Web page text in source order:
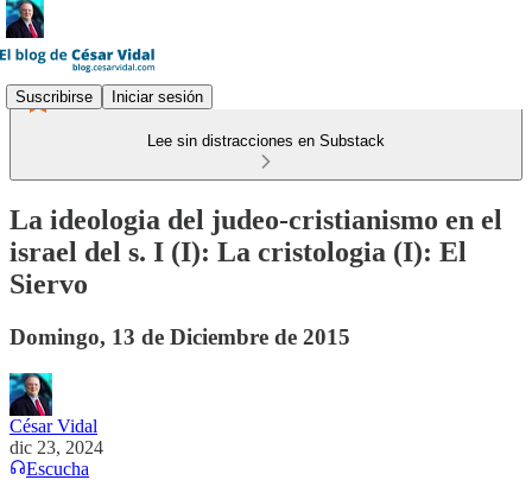
Suscribirse Iniciar sesión
Lee sin distracciones en Substack
La ideologia del judeo-cristianismo en el
israel del s. I (I): La cristologia (I): El
Siervo
Domingo, 13 de Diciembre de 2015
César Vidal
dic 23, 2024
Escucha